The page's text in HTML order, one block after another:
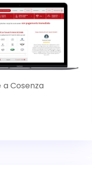
a Cosenza